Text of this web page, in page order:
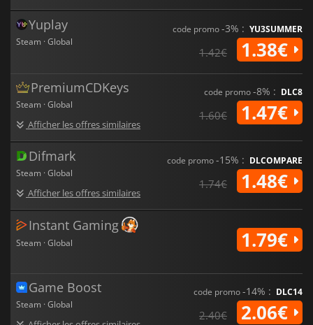
Yuplay
Steam · Global
code promo-3% : YU3SUMMER
1.42€ 1.38€
PremiumCDKeys
Steam · Global
Afficher les offres similaires
code promo-8% : DLC8
1.60€ 1.47€
Difmark
Steam · Global
Afficher les offres similaires
code promo-15% : DLCOMPARE
1.74€ 1.48€
Instant Gaming
Steam · Global 1.79€
Game Boost
Steam · Global
code promo-14% : DLC14
2.40€ 2.06€